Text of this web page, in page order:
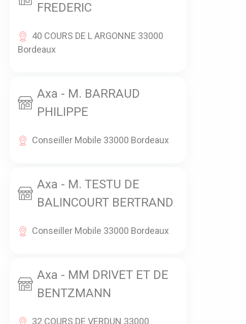
FREDERIC
40 COURS DE L ARGONNE 33000
Bordeaux
Axa - M. BARRAUD
PHILIPPE
Conseiller Mobile 33000 Bordeaux
Axa - M. TESTU DE
BALINCOURT BERTRAND
Conseiller Mobile 33000 Bordeaux
Axa - MM DRIVET ET DE
BENTZMANN
32 COURS DE VERDUN 33000